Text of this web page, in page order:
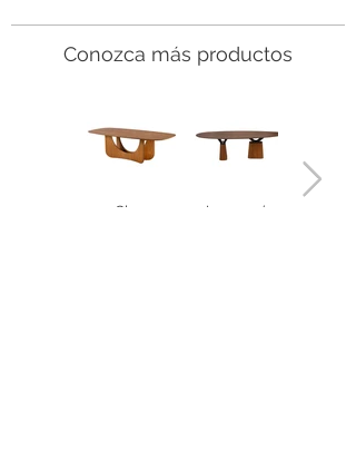
Conozca más productos
Clara
Lugano (2